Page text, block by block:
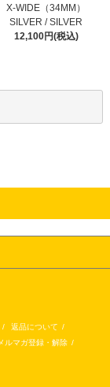
X-WIDE（34MM）
SILVER / SILVER
12,100円(税込)
/ 返品について /
ルマガ登録・解除 /